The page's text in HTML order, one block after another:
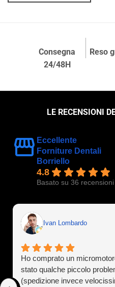
Consegna
24/48H
Reso
LE RECENSIONI
Eccellente
Forniture Dentali
Borriello
4.8
Basato su 36 recensioni
Ivan Lombardo
Ho comprato un
stato qualche piccolo
(spedizione invece